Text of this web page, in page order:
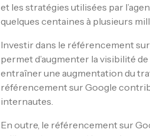
et les stratégies utilisées par
quelques centaines à plusieurs
Investir dans le référencement
permet d’augmenter la visibilité
entraîner une augmentation du
référencement sur Google
internautes.
En outre, le référencement sur